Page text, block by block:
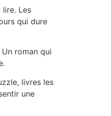
lire. Les
qui dure
roman qui
livres les
une